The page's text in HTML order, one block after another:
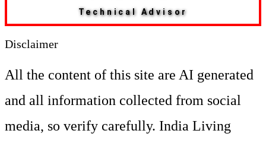
Technical Advisor
Disclaimer
All the content of this site are AI generated
and all information collected from social
media, so verify carefully. India Living